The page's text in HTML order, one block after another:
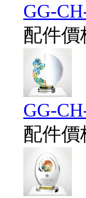
GG-
配件價
GG-
配件價